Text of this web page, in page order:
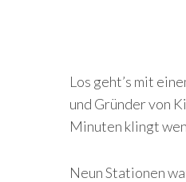
Los geht’s mit
und Gründer von
Minuten klingt
Neun Stationen